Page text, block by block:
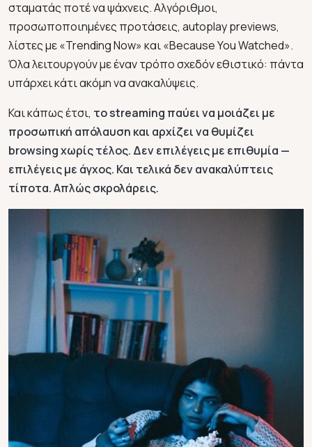
σταματάς ποτέ να ψάχνεις. Αλγόριθμοι,
προσωποποιημένες προτάσεις, autoplay previews,
λίστες με «Trending Now» και «Because You Watched».
Όλα λειτουργούν με έναν τρόπο σχεδόν εθιστικό: πάντα
υπάρχει κάτι ακόμη να ανακαλύψεις.
Και κάπως έτσι, το streaming παύει να μοιάζει με
προσωπική απόλαυση και αρχίζει να θυμίζει
browsing χωρίς τέλος. Δεν επιλέγεις με επιθυμία —
επιλέγεις με άγχος. Και τελικά δεν ανακαλύπτεις
τίποτα. Απλώς σκρολάρεις.